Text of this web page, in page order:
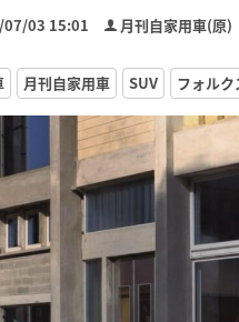
03 15:01 月刊自家用車(原)
月刊自家用車 SUV フォル